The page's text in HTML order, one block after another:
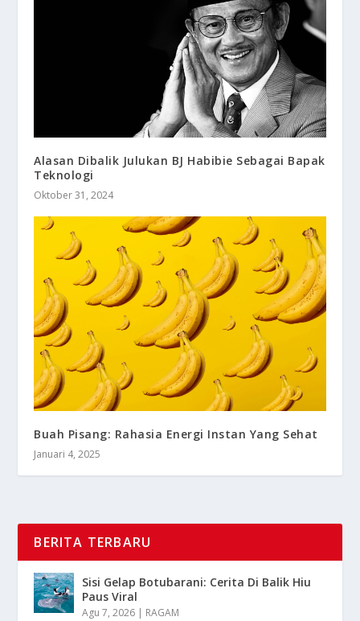
Alasan Dibalik Julukan BJ Habibie Sebagai Bapak
Teknologi
Oktober 31, 2024
Buah Pisang: Rahasia Energi Instan Yang Sehat
Januari 4, 2025
BERITA TERBARU
Sisi Gelap Botubarani: Cerita Di Balik Hiu
Paus Viral
Agu 7, 2026 | RAGAM